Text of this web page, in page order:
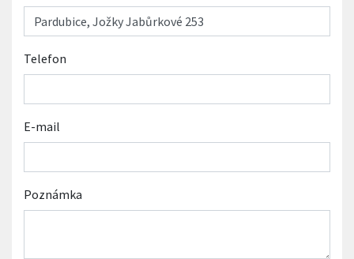
Telefon
E-mail
Poznámka